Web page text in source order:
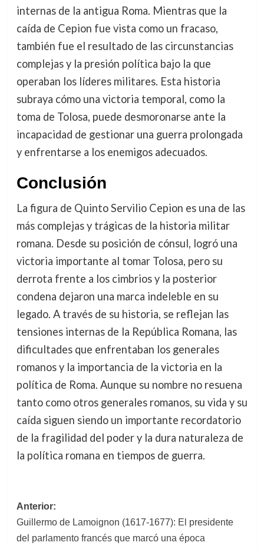
internas de la antigua Roma. Mientras que la
caída de Cepion fue vista como un fracaso,
también fue el resultado de las circunstancias
complejas y la presión política bajo la que
operaban los líderes militares. Esta historia
subraya cómo una victoria temporal, como la
toma de Tolosa, puede desmoronarse ante la
incapacidad de gestionar una guerra prolongada
y enfrentarse a los enemigos adecuados.
Conclusión
La figura de Quinto Servilio Cepion es una de las
más complejas y trágicas de la historia militar
romana. Desde su posición de cónsul, logró una
victoria importante al tomar Tolosa, pero su
derrota frente a los cimbrios y la posterior
condena dejaron una marca indeleble en su
legado. A través de su historia, se reflejan las
tensiones internas de la República Romana, las
dificultades que enfrentaban los generales
romanos y la importancia de la victoria en la
política de Roma. Aunque su nombre no resuena
tanto como otros generales romanos, su vida y su
caída siguen siendo un importante recordatorio
de la fragilidad del poder y la dura naturaleza de
la política romana en tiempos de guerra.
Navegación
de
Anterior:
Guillermo de Lamoignon (1617-1677): El presidente
del parlamento francés que marcó una época